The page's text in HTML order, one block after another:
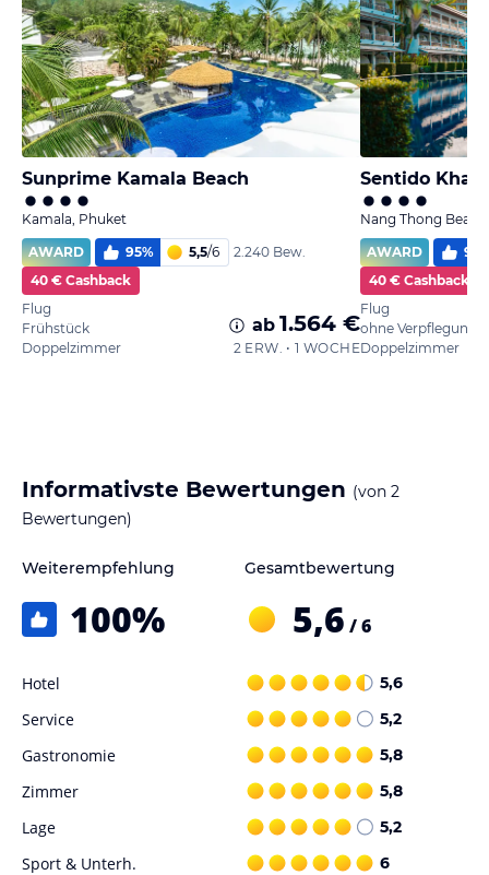
Sunprime Kamala Beach
Kamala, Phuket
AWARD
95% 5,5/6
2.240 Bew.
40 € Cashback
Flug
Frühstück
Doppelzimmer
ab 1.564 €
2 ERW. • 1 WOCHE
Sentido Khao
Nang Thong
AWARD
97
40 € Cashback
Flug
ohne Verpflegung
Doppelzimmer
Informativste Bewertungen (von 2
Bewertungen)
Weiterempfehlung
100%
Gesamtbewertung
5,6 / 6
Hotel 5,6
Service 5,2
Gastronomie 5,8
Zimmer 5,8
Lage 5,2
Sport & Unterh. 6